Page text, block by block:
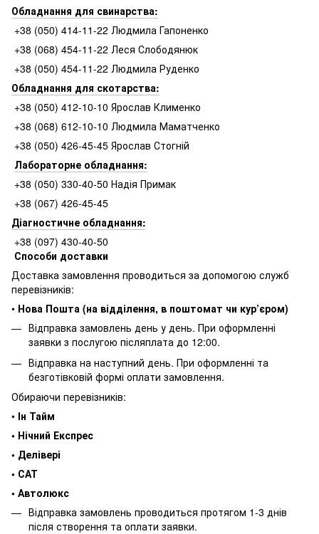
Обладнання для свинарства:
+38 (050) 414-11-22 Людмила Гапоненко
+38 (068) 454-11-22 Леся Слободянюк
+38 (050) 454-11-22 Людмила Руденко
Обладнання для скотарства:
+38 (050) 412-10-10 Ярослав Клименко
+38 (068) 612-10-10 Людмила Маматченко
+38 (050) 426-45-45 Ярослав Стогній
Лабораторне обладнання:
+38 (050) 330-40-50 Надія Примак
+38 (067) 426-45-45
Діагностичне обладнання:
+38 (097) 430-40-50
Способи доставки
Доставка замовлення проводиться за допомогою служб
перевізників:
• Нова Пошта (на відділення, в поштомат чи кур’єром)
Відправка замовлень день у день. При оформленні
заявки з послугою післяплата до 12:00.
Відправка на наступний день. При оформленні та
безготівковій формі оплати замовлення.
Обираючи перевізників:
• Ін Тайм
• Нічний Експрес
• Делівері
• САТ
• Автолюкс
Відправка замовлень проводиться протягом 1-3 днів
після створення та оплати заявки.